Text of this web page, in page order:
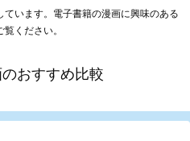
います。電子書籍の漫画に興味のある
ください。
おすすめ比較